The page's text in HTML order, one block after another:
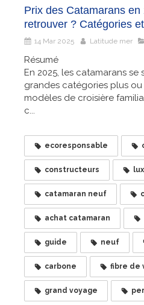
Prix des Catamarans
retrouver ? Catégories
14 Mar 2025 Latitude mer
Résumé
En 2025, les catamarans
grandes catégories plus
modèles de croisière
c...
ecoresponsable
constructeurs
catamaran neuf
achat catamaran
guide neuf
carbone fibre de
grand voyage